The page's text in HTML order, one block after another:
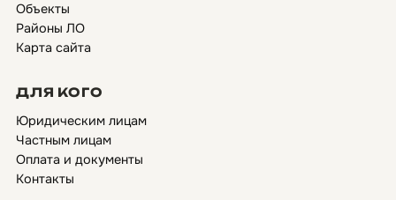
Объекты
Районы ЛО
Карта сайта
ДЛЯ КОГО
Юридическим лицам
Частным лицам
Оплата и документы
Контакты